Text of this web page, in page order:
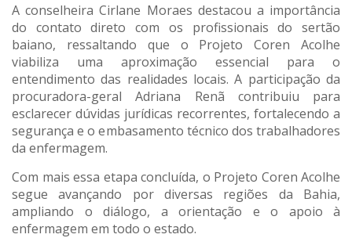
A conselheira Cirlane Moraes destacou a importância
do contato direto com os profissionais do sertão
baiano, ressaltando que o Projeto Coren Acolhe
viabiliza uma aproximação essencial para o
entendimento das realidades locais. A participação da
procuradora-geral Adriana Renã contribuiu para
esclarecer dúvidas jurídicas recorrentes, fortalecendo a
segurança e o embasamento técnico dos trabalhadores
da enfermagem.
Com mais essa etapa concluída, o Projeto Coren Acolhe
segue avançando por diversas regiões da Bahia,
ampliando o diálogo, a orientação e o apoio à
enfermagem em todo o estado.